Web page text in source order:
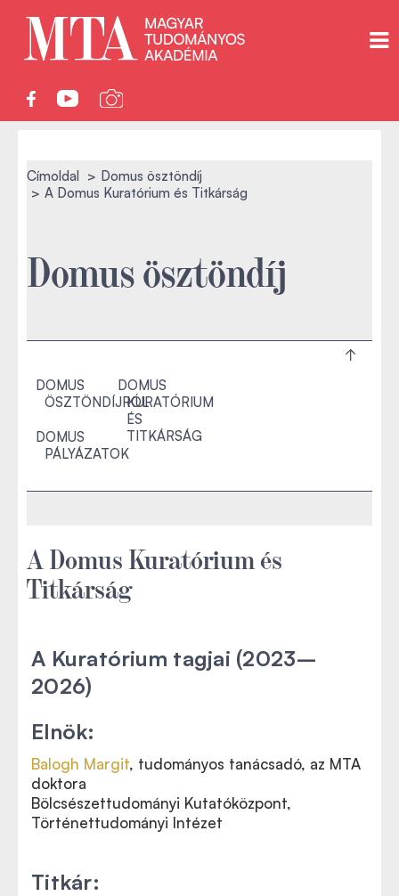
Címoldal
Domus ösztöndíj
A Domus Kuratórium és Titkárság
Domus ösztöndíj
DOMUS
ÖSZTÖNDÍJRÓL
DOMUS
PÁLYÁZATOK
DOMUS
KURATÓRIUM
ÉS
TITKÁRSÁG
A Domus Kuratórium és
Titkárság
A Kuratórium tagjai (2023–
2026)
Elnök:
Balogh Margit, tudományos tanácsadó, az MTA
doktora
Bölcsészettudományi Kutatóközpont,
Történettudományi Intézet
Titkár: